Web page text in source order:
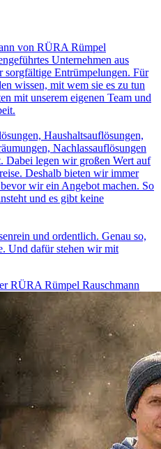
von RÜRA Rümpel
Unternehmen aus
sorgfältige Entrümpelungen. Für
wissen, mit wem sie es zu tun
mit unserem eigenen Team und
Haushaltsauflösungen,
Nachlassauflösungen
Dabei legen wir großen Wert auf
Deshalb bieten wir immer
wir ein Angebot machen. So
und es gibt keine
und ordentlich. Genau so,
Und dafür stehen wir mit